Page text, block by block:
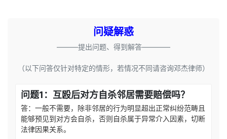
问疑解惑
———提出问题、得到解答————
（以下问答仅针对特定的情形，若情况不同请咨询邓杰律师）
问题1：互殴后对方自杀邻居需要赔偿吗？
答：一般不需要，除非邻居的行为明显超出正常纠纷范畴且
能够预见到对方会自杀，否则自杀属于异常介入因素，切断
法律因果关系。